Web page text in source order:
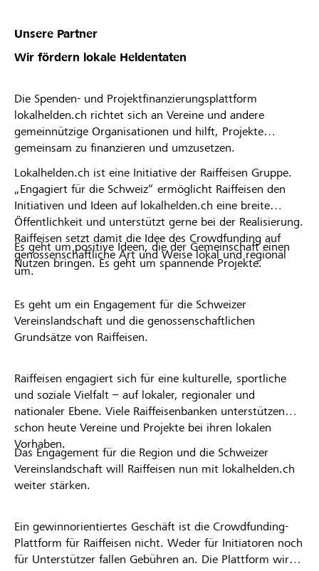
Unsere Partner
Wir fördern lokale Heldentaten
Die Spenden- und Projektfinanzierungsplattform
lokalhelden.ch richtet sich an Vereine und andere
gemeinnützige Organisationen und hilft, Projekte
gemeinsam zu finanzieren und umzusetzen.
Lokalhelden.ch ist eine Initiative der Raiffeisen Gruppe.
„Engagiert für die Schweiz“ ermöglicht Raiffeisen den
Initiativen und Ideen auf lokalhelden.ch eine breite
Öffentlichkeit und unterstützt gerne bei der Realisierung.
Raiffeisen setzt damit die Idee des Crowdfunding auf
genossenschaftliche Art und Weise lokal und regional
um.
Es geht um positive Ideen, die der Gemeinschaft einen
Nutzen bringen. Es geht um spannende Projekte.
Es geht um ein Engagement für die Schweizer
Vereinslandschaft und die genossenschaftlichen
Grundsätze von Raiffeisen.
Raiffeisen engagiert sich für eine kulturelle, sportliche
und soziale Vielfalt – auf lokaler, regionaler und
nationaler Ebene. Viele Raiffeisenbanken unterstützen
schon heute Vereine und Projekte bei ihren lokalen
Vorhaben.
Das Engagement für die Region und die Schweizer
Vereinslandschaft will Raiffeisen nun mit lokalhelden.ch
weiter stärken.
Ein gewinnorientiertes Geschäft ist die Crowdfunding-
Plattform für Raiffeisen nicht. Weder für Initiatoren noch
für Unterstützer fallen Gebühren an. Die Plattform wird